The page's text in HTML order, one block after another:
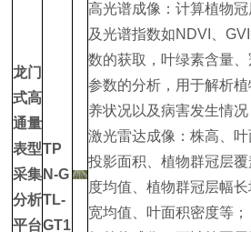
龙门
式高
通量
表型
采集
分析
平台
TP
N-G
TL-
GT1
高光谱成像：计算植物
及光谱指数如NDVI、
数的获取，叶绿素含量
参数的分析，用于解析
养状况以及病害发生情况
激光雷达成像：株高、叶
投影面积、植物群冠层
度均值、植物群冠层幅
宽均值、叶面积密度等；